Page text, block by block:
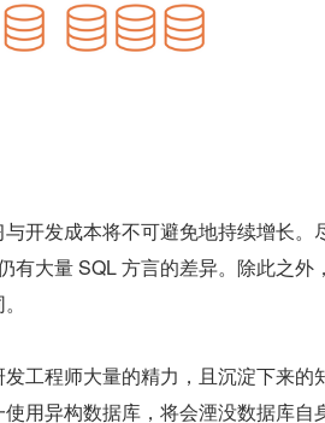
开发成本将不可避免地持续增长。
有大量 SQL 方言的差异。除此之外
工程师大量的精力，且沉淀下来的
用异构数据库，将会湮没数据库自